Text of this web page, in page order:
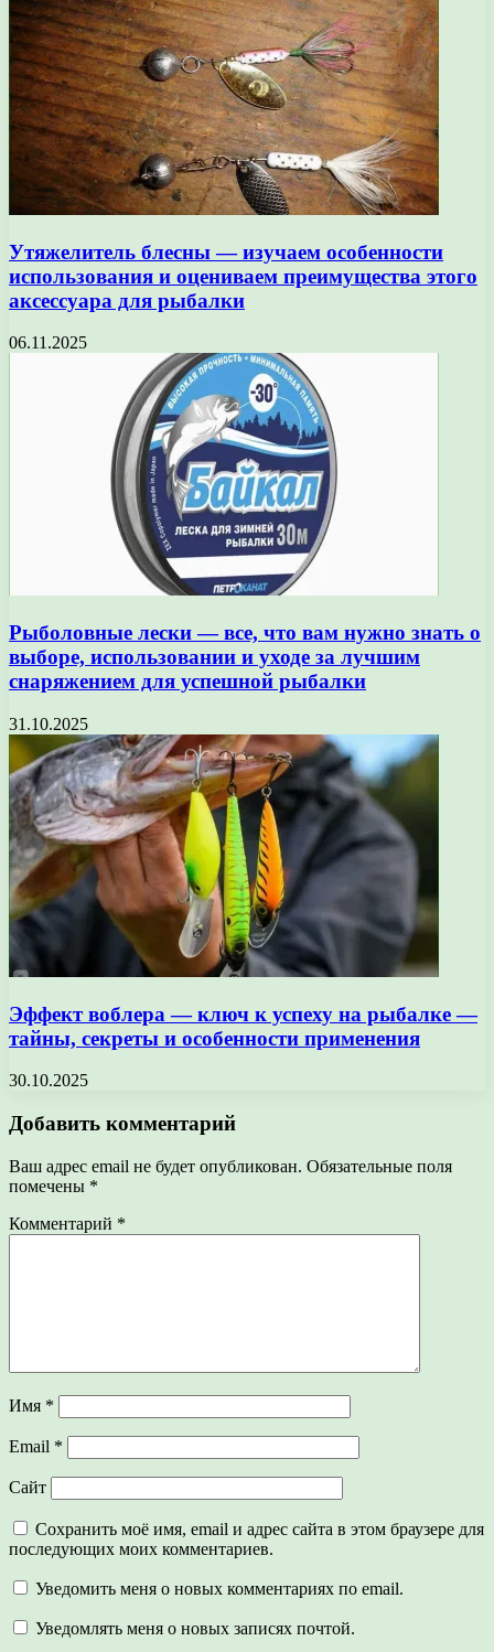
Утяжелитель блесны — изучаем особенности
использования и оцениваем преимущества этого
аксессуара для рыбалки
06.11.2025
Рыболовные лески — все, что вам нужно знать о
выборе, использовании и уходе за лучшим
снаряжением для успешной рыбалки
31.10.2025
Эффект воблера — ключ к успеху на рыбалке —
тайны, секреты и особенности применения
30.10.2025
Добавить комментарий
Ваш адрес email не будет опубликован. Обязательные поля
помечены *
Комментарий *
Имя *
Email *
Сайт
Сохранить моё имя, email и адрес сайта в этом браузере для
последующих моих комментариев.
Уведомить меня о новых комментариях по email.
Уведомлять меня о новых записях почтой.